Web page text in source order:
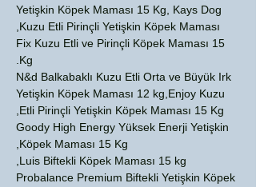
Yetişkin Köpek Maması 15 Kg, Kays Dog
Kuzu Etli Pirinçli Yetişkin Köpek Maması,
Fix Kuzu Etli ve Pirinçli Köpek Maması 15
Kg.
N&d Balkabaklı Kuzu Etli Orta ve Büyük Irk
Yetişkin Köpek Maması 12 kg,Enjoy Kuzu
Etli Pirinçli Yetişkin Köpek Maması 15 Kg,
Goody High Energy Yüksek Enerji Yetişkin
Köpek Maması 15 Kg,
Luis Biftekli Köpek Maması 15 kg,
Probalance Premium Biftekli Yetişkin Köpek